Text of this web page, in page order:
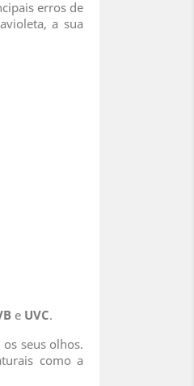
erros de
a sua
e UVC.
seus olhos.
como a